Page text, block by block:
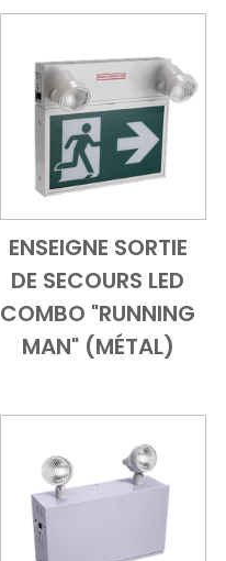
Add to Cart
Vue
ENSEIGNE SORTIE
DE SECOURS LED
COMBO "RUNNING
MAN" (MÉTAL)